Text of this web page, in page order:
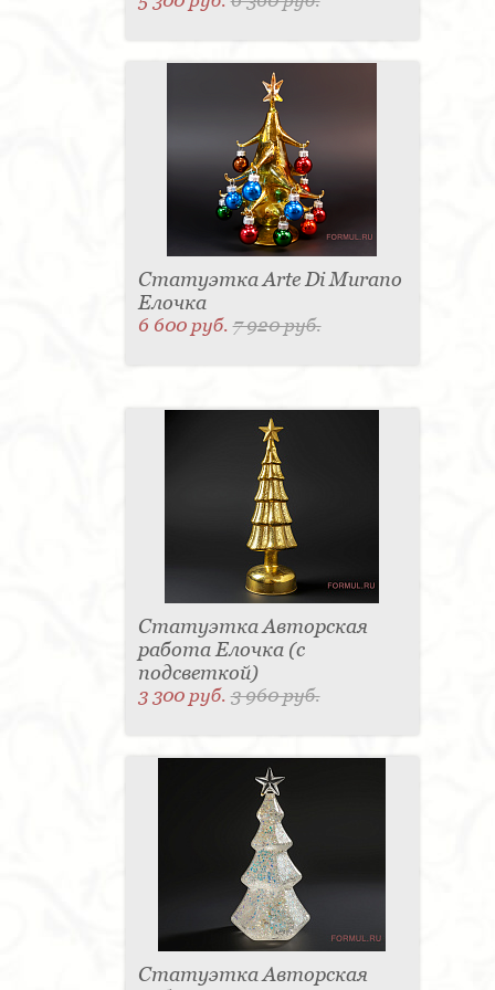
Статуэтка Arte Di Murano
Елочка
6 600 руб.7 920 руб.
Статуэтка Авторская
работа Елочка (с
подсветкой)
3 300 руб.3 960 руб.
Статуэтка Авторская